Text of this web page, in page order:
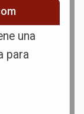
una
para